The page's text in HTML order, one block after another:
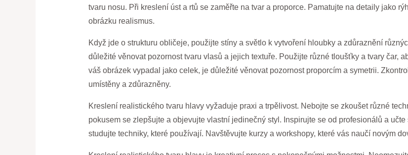
tvaru nosu. Při kreslení úst a rtů se zaměřte na tvar a proporce. Pamatujte na detaily jako
obrázku realismus.
Když jde o strukturu obličeje, použijte stíny a světlo k vytvoření hloubky a zdůraznění
důležité věnovat pozornost tvaru vlasů a jejich textuře. Použijte různé tloušťky a tvary čar,
váš obrázek vypadal jako celek, je důležité věnovat pozornost proporcím a symetrii.
umístěny a zdůrazněny.
Kreslení realistického tvaru hlavy vyžaduje praxi a trpělivost. Nebojte se zkoušet různé
pokusem se zlepšujte a objevujte vlastní jedinečný styl. Inspirujte se od profesionálů a
studujte techniky, které používají. Navštěvujte kurzy a workshopy, které vás naučí novým